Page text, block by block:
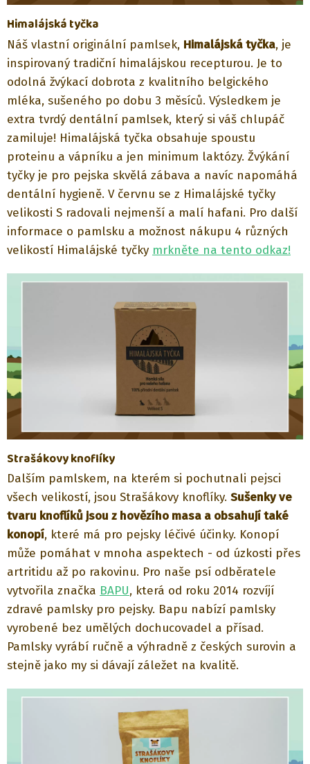
Himalájská tyčka
Náš vlastní originální pamlsek, Himalájská tyčka, je
inspirovaný tradiční himalájskou recepturou. Je to
odolná žvýkací dobrota z kvalitního belgického
mléka, sušeného po dobu 3 měsíců. Výsledkem je
extra tvrdý dentální pamlsek, který si váš chlupáč
zamiluje! Himalájská tyčka obsahuje spoustu
proteinu a vápníku a jen minimum laktózy. Žvýkání
tyčky je pro pejska skvělá zábava a navíc napomáhá
dentální hygieně. V červnu se z Himalájské tyčky
velikosti S radovali nejmenší a malí hafani. Pro další
informace o pamlsku a možnost nákupu 4 různých
velikostí Himalájské tyčky mrkněte na tento odkaz!
Strašákovy knoflíky
Dalším pamlskem, na kterém si pochutnali pejsci
všech velikostí, jsou Strašákovy knoflíky. Sušenky ve
tvaru knoflíků jsou z hovězího masa a obsahují také
konopí, které má pro pejsky léčivé účinky. Konopí
může pomáhat v mnoha aspektech - od úzkosti přes
artritidu až po rakovinu. Pro naše psí odběratele
vytvořila značka BAPU, která od roku 2014 rozvíjí
zdravé pamlsky pro pejsky. Bapu nabízí pamlsky
vyrobené bez umělých dochucovadel a přísad.
Pamlsky vyrábí ručně a výhradně z českých surovin a
stejně jako my si dávají záležet na kvalitě.